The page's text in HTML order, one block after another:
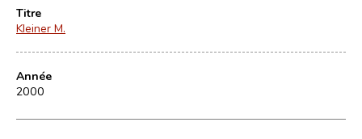
Titre
Kleiner M.
Année
2000